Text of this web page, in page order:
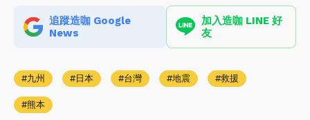
追蹤造咖 Google
News
加入造咖 LINE 好
友
九州 日本 台灣 地震 救援
熊本